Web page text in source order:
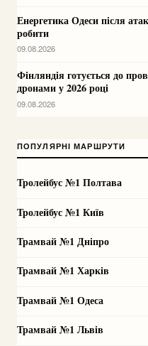
Енергетика Одеси після
робити
09.08.2026
Фінляндія готується до
дронами у 2026 році
09.08.2026
ПОПУЛЯРНІ МАРШРУТИ
Тролейбус №1 Полтава
Тролейбус №1 Київ
Трамвай №1 Дніпро
Трамвай №1 Харків
Трамвай №1 Одеса
Трамвай №1 Львів